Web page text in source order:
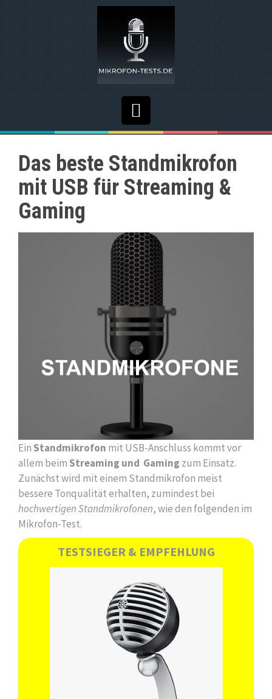
Das beste Standmikrofon
mit USB für Streaming &
Gaming
Ein Standmikrofon mit USB-Anschluss kommt vor
allem beim Streaming und Gaming zum Einsatz.
Zunächst wird mit einem Standmikrofon meist
bessere Tonqualität erhalten, zumindest bei
hochwertigen Standmikrofonen, wie den folgenden im
Mikrofon-Test.
TESTSIEGER & EMPFEHLUNG